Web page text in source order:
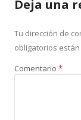
Deja una
Tu dirección de
obligatorios
Comentario *